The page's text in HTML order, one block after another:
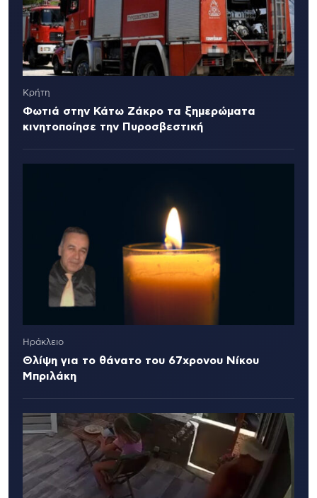
Κρήτη
Φωτιά στην Κάτω Ζάκρο τα ξημερώματα
κινητοποίησε την Πυροσβεστική
Ηράκλειο
Θλίψη για το θάνατο του 67χρονου Νίκου
Μπριλάκη